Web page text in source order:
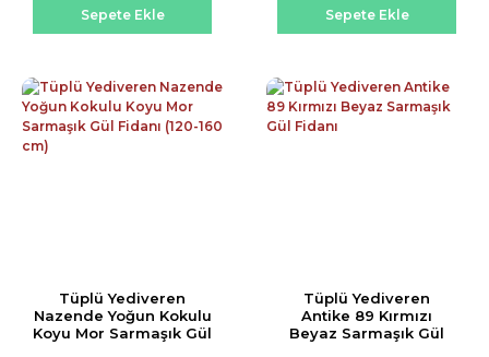
Sepete Ekle Sepete Ekle
Tüplü Yediveren
Nazende Yoğun Kokulu
Koyu Mor Sarmaşık Gül
Tüplü Yediveren
Antike 89 Kırmızı
Beyaz Sarmaşık Gül